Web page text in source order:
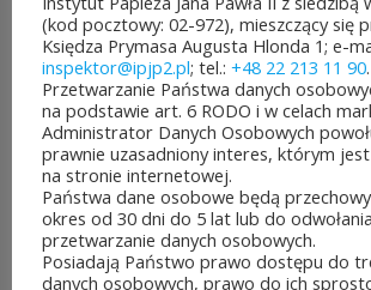
jest aż 30 mln zł!
województwa
po...
CZYTAJ DALEJ
(kod pocztowy: 02-972), mieszczący się
Księdza Prymasa Augusta Hlonda 1; e-
inspektor@ipjp2.pl; tel.: +48 22 213 11 90.
Przetwarzanie Państwa danych
na podstawie art. 6 RODO i w celach
Administrator Danych Osobowych
prawnie uzasadniony interes, którym
na stronie internetowej.
Państwa dane osobowe będą
okres od 30 dni do 5 lat lub do
przetwarzanie danych osobowych.
Posiadają Państwo prawo dostępu do
danych osobowych, prawo do ich